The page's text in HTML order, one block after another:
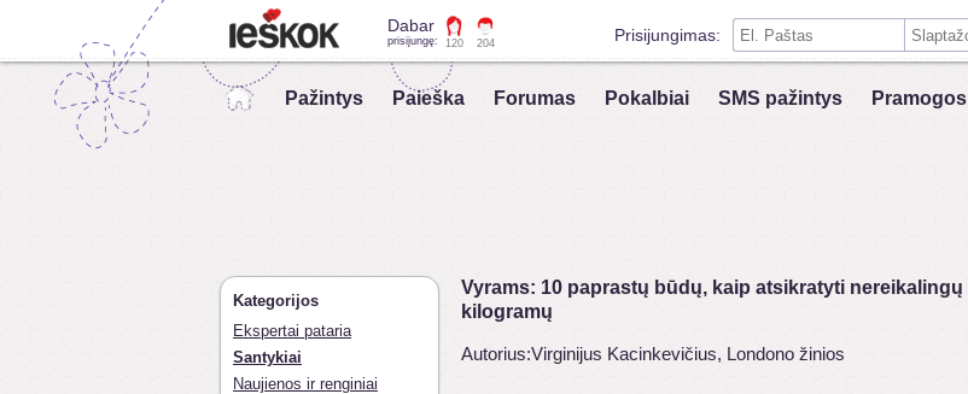
Dabar
prisijungę: 120 204 Prisijungimas:
Prisiminti mane šiame kompiuteryje
Pažintys Paieška Forumas Pokalbiai SMS pažintys Pramogos
Kategorijos
Ekspertai pataria
Santykiai
Naujienos ir renginiai
Vyrams: 10 paprastų būdų, kaip atsikratyti nereikalingų
kilogramų
Autorius:Virginijus Kacinkevičius, Londono žinios